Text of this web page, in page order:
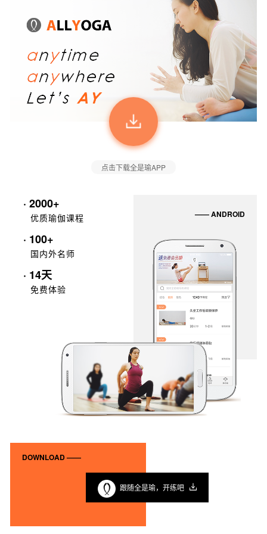
点击下载全是瑜APP
· 2000+
优质瑜伽课程
· 100+
国内外名师
· 14天
免费体验
—— ANDROID
DOWNLOAD ——
跟随全是瑜，开练吧